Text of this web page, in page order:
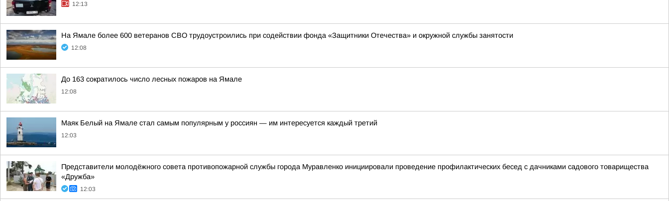
12:13
На Ямале более 600 ветеранов СВО трудоустроились при содействии фонда «Защитники Отечества» и окружной службы занятости
12:08
До 163 сократилось число лесных пожаров на Ямале
12:08
Маяк Белый на Ямале стал самым популярным у россиян — им интересуется каждый третий
12:03
Представители молодёжного совета противопожарной службы города Муравленко инициировали проведение профилактических бесед с дачниками садового товарищества
«Дружба»
12:03